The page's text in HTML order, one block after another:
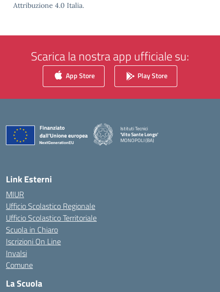
Attribuzione 4.0 Italia.
Scarica la nostra app ufficiale su:
App Store Play Store
Istituti Tecnici
'Vito Sante Longo'
MONOPOLI (BA)
Link Esterni
MIUR
Ufficio Scolastico Regionale
Ufficio Scolastico Territoriale
Scuola in Chiaro
Iscrizioni On Line
Invalsi
Comune
La Scuola